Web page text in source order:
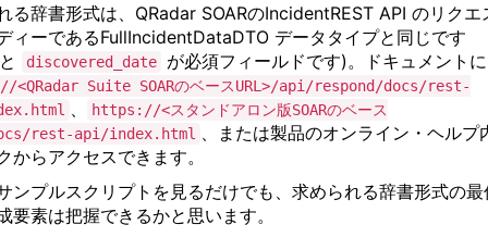
る辞書形式は、 QRadar SOARのIncidentREST API のリクエ
ィーであるFullIncidentDataDTO データタイプと同じです
と
discovered_date が必須フィールドです) 。ドキュメント
Suite SOARのベースURL>/api/respond/docs/rest-
https://<スタンドアロン版SOARのベース
rest-api/index.html
、または製品のオンライン・ヘルプ
からアクセスできます。
ンプルスクリプトを見るだけでも、求められる辞書形式の最
要素は把握できるかと思います。